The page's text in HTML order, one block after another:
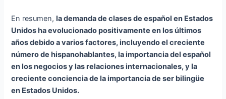
En resumen,la demanda de clases de español en Estados
Unidos ha evolucionado positivamente en los últimos
años debido a varios factores, incluyendo el creciente
número de hispanohablantes, la importancia del español
en los negocios y las relaciones internacionales, y la
creciente conciencia de la importancia de ser bilingüe
en Estados Unidos.